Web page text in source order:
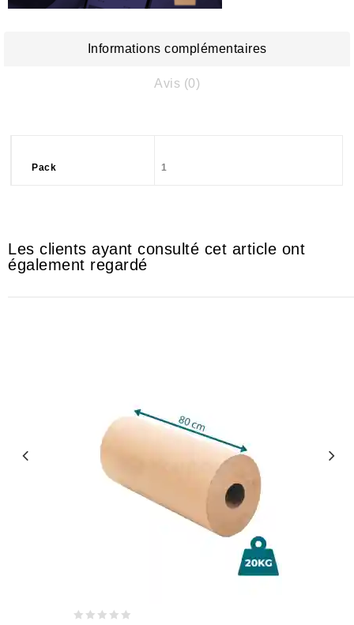
Informations complémentaires
Avis (0)
Pack 1
Les clients ayant consulté cet article ont
également regardé